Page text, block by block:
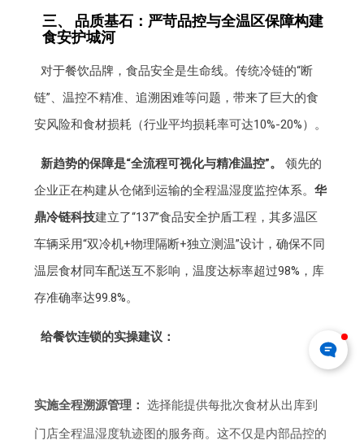
三、 品质基石：严苛品控与全温区保障构建
食安护城河
对于餐饮品牌，食品安全是生命线。传统冷链的“断
链”、温控不精准、追溯困难等问题，带来了巨大的食
安风险和食材损耗（行业平均损耗率可达10%-20%）。
新趋势的保障是“全流程可视化与精准温控”。
领先的
企业正在构建从仓储到运输的全程温湿度监控体系。华
鼎冷链科技建立了“137”食品安全护盾工程，其多温区
车辆采用“双冷机+物理隔断+独立测温”设计，确保不同
温层食材同车配送互不影响，温度达标率超过98%，库
存准确率达99.8%。
给餐饮连锁的实操建议：
实施全程溯源管理： 选择能提供每批次食材从出库到
门店全程温湿度轨迹图的服务商。这不仅是内部品控的